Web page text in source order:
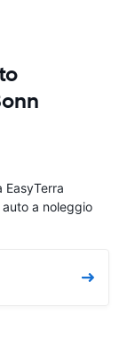
EasyTerra
a noleggio